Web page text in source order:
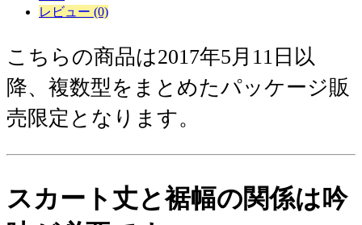
レビュー (0)
こちらの商品は2017年5月11日以
降、複数型をまとめたパッケージ販
売限定となります。
スカート丈と裾幅の関係は吟